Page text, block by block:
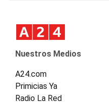
Nuestros Medios
A24.com
Primicias Ya
Radio La Red